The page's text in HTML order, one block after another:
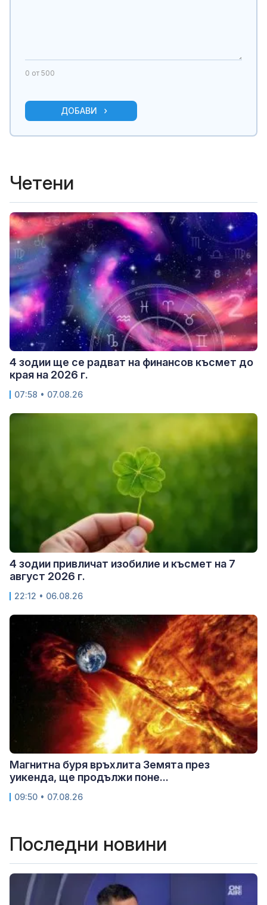
0 от 500
ДОБАВИ
Четени
4 зодии ще се радват на финансов късмет до
края на 2026 г.
07:58 • 07.08.26
4 зодии привличат изобилие и късмет на 7
август 2026 г.
22:12 • 06.08.26
Магнитна буря връхлита Земята през
уикенда, ще продължи поне...
09:50 • 07.08.26
Последни новини